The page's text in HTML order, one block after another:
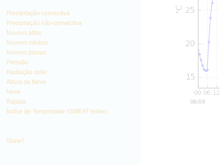
Precipitação convectiva
Precipitação não-convectiva
Nuvens altas
Nuvens médias
Nuvens baixas
Pressão
Radiação solar
Altura de Neve
Neve
Rajada
Índice de Tempestade (SWEAT Index)
SkewT